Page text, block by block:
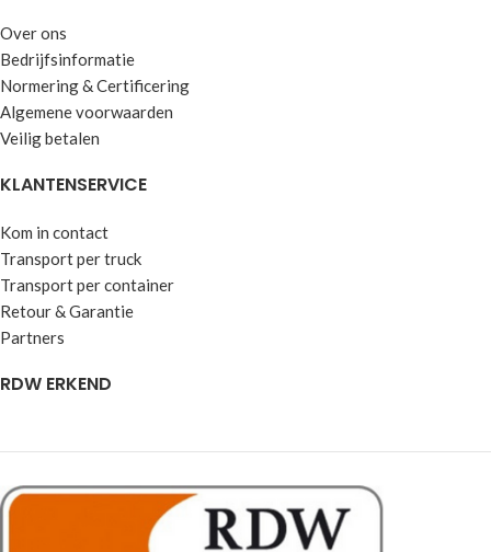
Over ons
Bedrijfsinformatie
Normering & Certificering
Algemene voorwaarden
Veilig betalen
KLANTENSERVICE
Kom in contact
Transport per truck
Transport per container
Retour & Garantie
Partners
RDW ERKEND